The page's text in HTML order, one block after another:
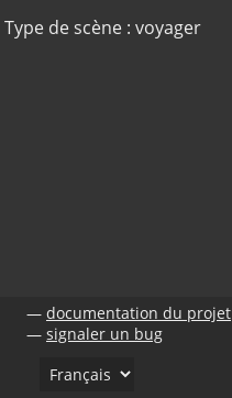
Type de scène : voyager
documentation du projet
signaler un bug